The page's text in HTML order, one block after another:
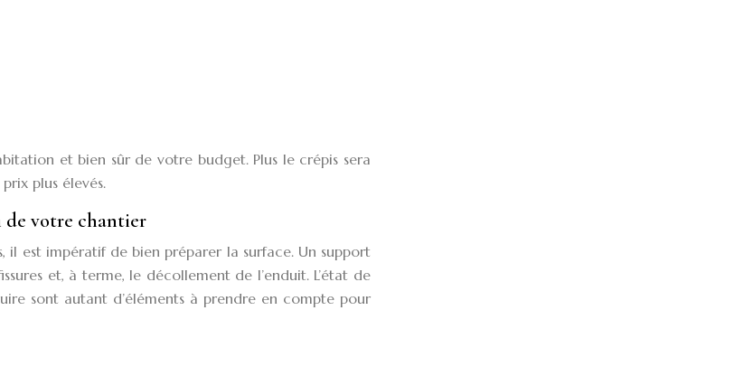
et bien sûr de votre budget. Plus le crépis sera
plus élevés.
de votre chantier
il est impératif de bien préparer la surface. Un support
et, à terme, le décollement de l’enduit. L’état de
sont autant d’éléments à prendre en compte pour